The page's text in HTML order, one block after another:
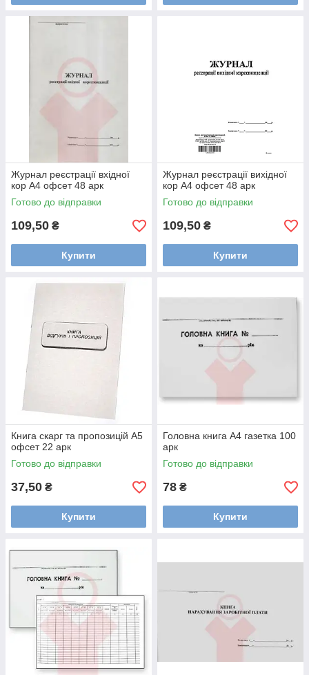
Журнал реєстрації вхідної
кор А4 офсет 48 арк
Готово до відправки
109,50 ₴
Купити
Журнал реєстрації вихідної
кор А4 офсет 48 арк
Готово до відправки
109,50 ₴
Купити
Книга скарг та пропозицій А5
офсет 22 арк
Готово до відправки
37,50 ₴
Купити
Головна книга А4 газетка 100
арк
Готово до відправки
78 ₴
Купити